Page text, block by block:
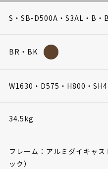
S・SB-D500A・S3AL・B・
BR・BK
W1630・D575・H800・
34.5kg
フレーム：アルミダイキャ
ック）